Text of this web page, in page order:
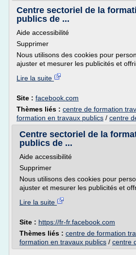
Centre sectoriel de la
publics de ...
Aide accessibilité
Supprimer
Nous utilisons des cookies pour
ajuster et mesurer les publicités et
Lire la suite
Site : facebook.com
Thèmes liés : centre de formation
formation en travaux publics / centre
Centre sectoriel de la
publics de ...
Aide accessibilité
Supprimer
Nous utilisons des cookies pour
ajuster et mesurer les publicités et
Lire la suite
Site : https://fr-fr.facebook.com
Thèmes liés : centre de formation
formation en travaux publics / centre